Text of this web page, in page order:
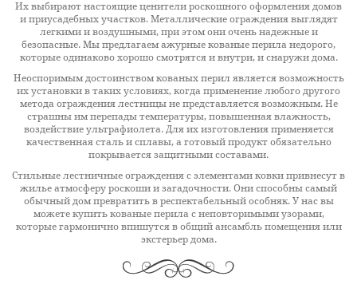
Их выбирают настоящие ценители роскошного оформления домов
и приусадебных участков. Металлические ограждения выглядят
легкими и воздушными, при этом они очень надежные и
безопасные. Мы предлагаем ажурные кованые перила недорого,
которые одинаково хорошо смотрятся и внутри, и снаружи дома.
Неоспоримым достоинством кованых перил является возможность
их установки в таких условиях, когда применение любого другого
метода ограждения лестницы не представляется возможным. Не
страшны им перепады температуры, повышенная влажность,
воздействие ультрафиолета. Для их изготовления применяется
качественная сталь и сплавы, а готовый продукт обязательно
покрывается защитными составами.
Стильные лестничные ограждения с элементами ковки привнесут в
жилье атмосферу роскоши и загадочности. Они способны самый
обычный дом превратить в респектабельный особняк. У нас вы
можете купить кованые перила с неповторимыми узорами,
которые гармонично впишутся в общий ансамбль помещения или
экстерьер дома.